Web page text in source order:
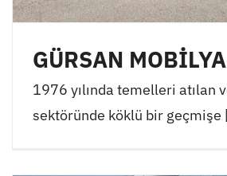
GÜRSAN MOBİLYA
1976 yılında temelleri atılan
sektöründe köklü bir geçmişe